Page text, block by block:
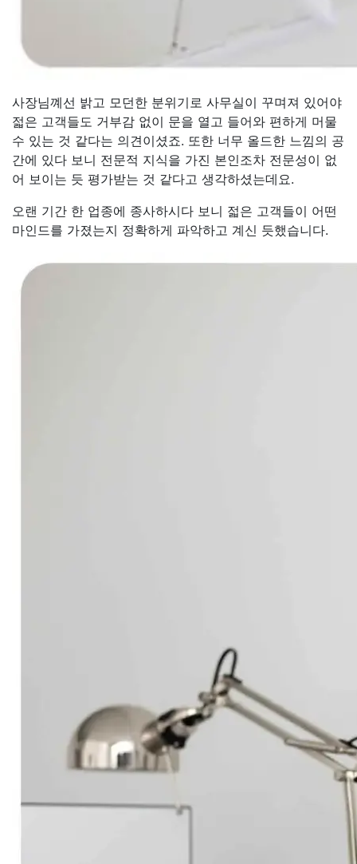
사장님꼐선 밝고 모던한 분위기로 사무실이 꾸며져 있어야
젋은 고객들도 거부감 없이 문을 열고 들어와 편하게 머물
수 있는 것 같다는 의견이셨죠. 또한 너무 올드한 느낌의 공
간에 있다 보니 전문적 지식을 가진 본인조차 전문성이 없
어 보이는 듯 평가받는 것 같다고 생각하셨는데요.
오랜 기간 한 업종에 종사하시다 보니 젋은 고객들이 어떤
마인드를 가졌는지 정확하게 파악하고 계신 듯했습니다.